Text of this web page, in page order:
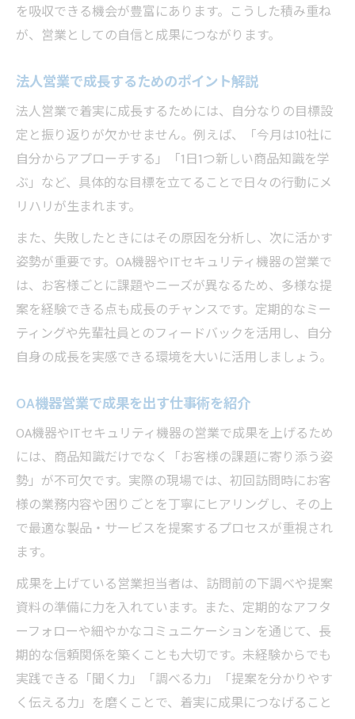
を吸収できる機会が豊富にあります。こうした積み重ね
が、営業としての自信と成果につながります。
法人営業で成長するためのポイント解説
法人営業で着実に成長するためには、自分なりの目標設
定と振り返りが欠かせません。例えば、「今月は10社に
自分からアプローチする」「1日1つ新しい商品知識を学
ぶ」など、具体的な目標を立てることで日々の行動にメ
リハリが生まれます。
また、失敗したときにはその原因を分析し、次に活かす
姿勢が重要です。OA機器やITセキュリティ機器の営業で
は、お客様ごとに課題やニーズが異なるため、多様な提
案を経験できる点も成長のチャンスです。定期的なミー
ティングや先輩社員とのフィードバックを活用し、自分
自身の成長を実感できる環境を大いに活用しましょう。
OA機器営業で成果を出す仕事術を紹介
OA機器やITセキュリティ機器の営業で成果を上げるため
には、商品知識だけでなく「お客様の課題に寄り添う姿
勢」が不可欠です。実際の現場では、初回訪問時にお客
様の業務内容や困りごとを丁寧にヒアリングし、その上
で最適な製品・サービスを提案するプロセスが重視され
ます。
成果を上げている営業担当者は、訪問前の下調べや提案
資料の準備に力を入れています。また、定期的なアフタ
ーフォローや細やかなコミュニケーションを通じて、長
期的な信頼関係を築くことも大切です。未経験からでも
実践できる「聞く力」「調べる力」「提案を分かりやす
く伝える力」を磨くことで、着実に成果につなげること